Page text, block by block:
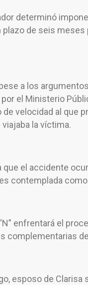
determinó
plazo de seis
a los
el Ministerio
velocidad al que
la víctima.
el accidente
contemplada
enfrentará el
complementarias
esposo de